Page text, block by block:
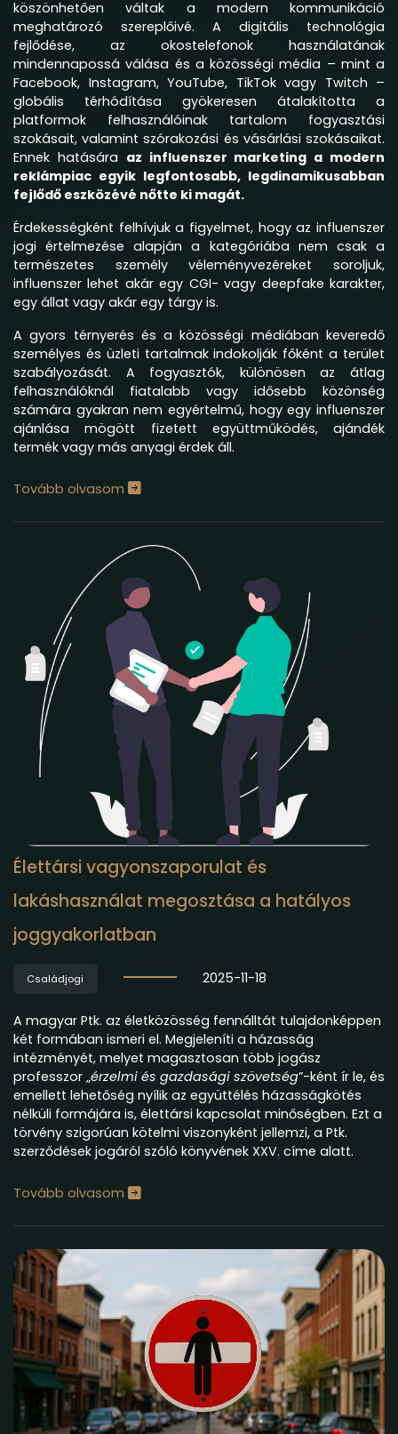
köszönhetően váltak a modern kommunikáció
meghatározó szereplőivé. A digitális technológia
fejlődése, az okostelefonok használatának
mindennapossá válása és a közösségi média – mint a
Facebook, Instagram, YouTube, TikTok vagy Twitch –
globális térhódítása gyökeresen átalakította a
platformok felhasználóinak tartalom fogyasztási
szokásait, valamint szórakozási és vásárlási szokásaikat.
Ennek hatására az influenszer marketing a modern
reklámpiac egyik legfontosabb, legdinamikusabban
fejlődő eszközévé nőtte ki magát.
Érdekességként felhívjuk a figyelmet, hogy az influenszer
jogi értelmezése alapján a kategóriába nem csak a
természetes személy véleményvezéreket soroljuk,
influenszer lehet akár egy CGI- vagy deepfake karakter,
egy állat vagy akár egy tárgy is.
A gyors térnyerés és a közösségi médiában keveredő
személyes és üzleti tartalmak indokolják főként a terület
szabályozását. A fogyasztók, különösen az átlag
felhasználóknál fiatalabb vagy idősebb közönség
számára gyakran nem egyértelmű, hogy egy influenszer
ajánlása mögött fizetett együttműködés, ajándék
termék vagy más anyagi érdek áll.
Tovább olvasom
Élettársi vagyonszaporulat és
lakáshasználat megosztása a hatályos
joggyakorlatban
Családjogi 2025-11-18
A magyar Ptk. az életközösség fennálltát tulajdonképpen
két formában ismeri el. Megjeleníti a házasság
intézményét, melyet magasztosan több jogász
professzor „érzelmi és gazdasági szövetség”-ként ír le, és
emellett lehetőség nyílik az együttélés házasságkötés
nélküli formájára is, élettársi kapcsolat minőségben. Ezt a
törvény szigorúan kötelmi viszonyként jellemzi, a Ptk.
szerződések jogáról szóló könyvének XXV. címe alatt.
Tovább olvasom